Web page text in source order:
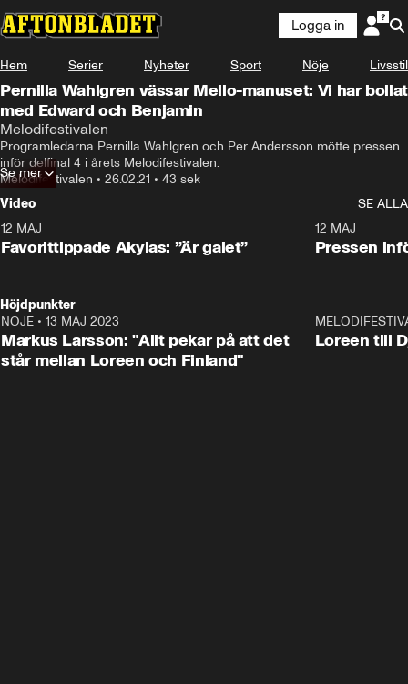
Logga in
Hem Serier Nyheter Sport Nöje Livsstil
Pernilla Wahlgren vässar Mello-manuset: Vi har bollat
med Edward och Benjamin
Melodifestivalen
Programledarna Pernilla Wahlgren och Per Andersson mötte pressen
inför delfinal 4 i årets Melodifestivalen.
Melodifestivalen • 26.02.21 • 43 sek
Se mer
Video
SE ALLA
12 MAJ
Favorittippade Akylas: ”Är galet”
12 MAJ
Pressen
Höjdpunkter
NÖJE • 13 MAJ 2023
Markus Larsson: "Allt pekar på att det
står mellan Loreen och Finland"
Loreen till